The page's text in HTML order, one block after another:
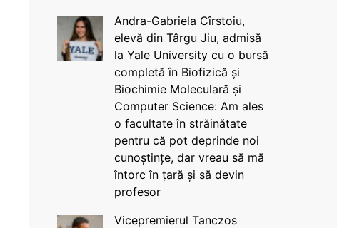
Andra-Gabriela Cîrstoiu,
elevă din Târgu Jiu, admisă
la Yale University cu o bursă
completă în Biofizică și
Biochimie Moleculară și
Computer Science: Am ales
o facultate în străinătate
pentru că pot deprinde noi
cunoștințe, dar vreau să mă
întorc în țară și să devin
profesor
Vicepremierul Tanczos